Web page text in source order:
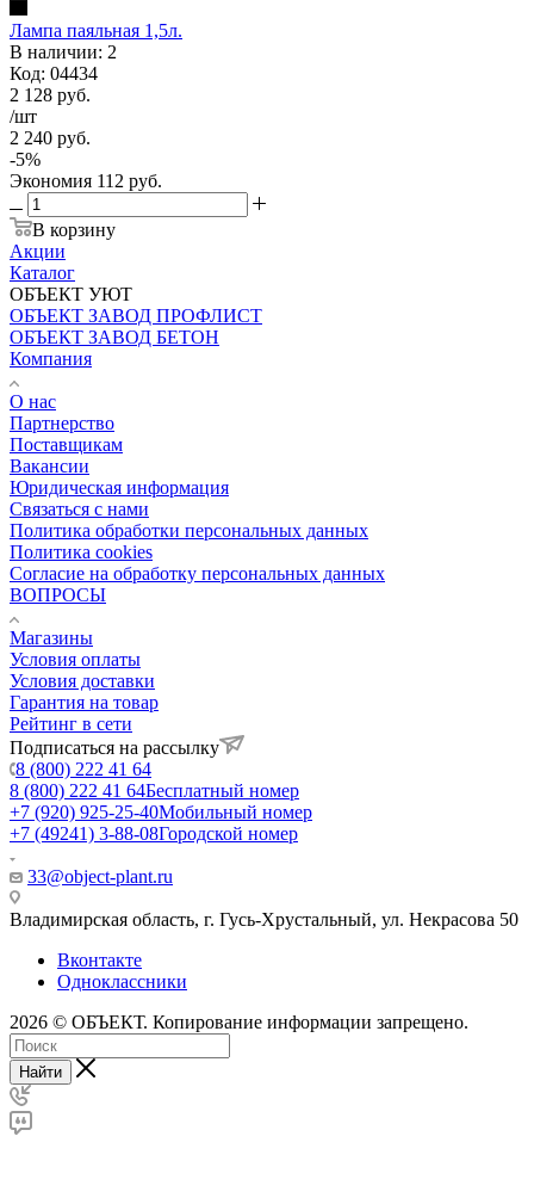
Лампа паяльная 1,5л.
В наличии: 2
Код: 04434
2 128 руб.
/шт
2 240 руб.
-5%
Экономия 112 руб.
В корзину
Акции
Каталог
ОБЪЕКТ УЮТ
ОБЪЕКТ ЗАВОД ПРОФЛИСТ
ОБЪЕКТ ЗАВОД БЕТОН
Компания
О нас
Партнерство
Поставщикам
Вакансии
Юридическая информация
Связаться с нами
Политика обработки персональных данных
Политика cookies
Согласие на обработку персональных данных
ВОПРОСЫ
Магазины
Условия оплаты
Условия доставки
Гарантия на товар
Рейтинг в сети
Подписаться на рассылку
8 (800) 222 41 64
8 (800) 222 41 64Бесплатный номер
+7 (920) 925-25-40Мобильный номер
+7 (49241) 3-88-08Городской номер
33@object-plant.ru
Владимирская область, г. Гусь-Хрустальный, ул. Некрасова 50
Вконтакте
Одноклассники
2026 © ОБЪЕКТ. Копирование информации запрещено.
Найти